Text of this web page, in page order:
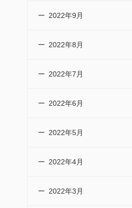
2022年9月
2022年8月
2022年7月
2022年6月
2022年5月
2022年4月
2022年3月